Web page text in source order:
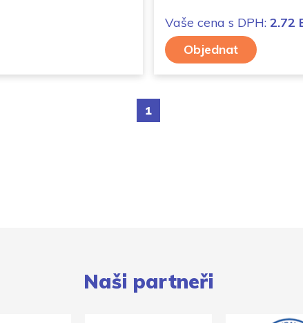
Vaše cena s DPH: 2.72
Objednat
1
Naši partneři